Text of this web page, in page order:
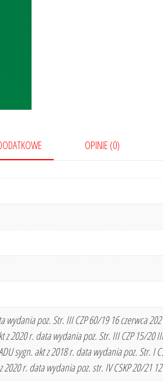
OPINIE (0)
wydania poz. Str. III CZP 60/19 16 czerwca
z 2020 r. data wydania poz. Str. III CZP 15/
sygn. akt z 2018 r. data wydania poz. Str.
r. data wydania poz. str. IV CSKP 20/21